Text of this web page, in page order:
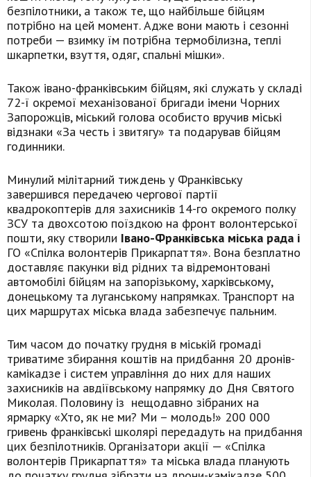
безпілотники, а також те, що найбільше бійцям
потрібно на цей момент. Адже вони мають і сезонні
потреби — взимку їм потрібна термобілизна, теплі
шкарпетки, взуття, одяг, спальні мішки».
Також івано-франківським бійцям, які служать у складі
72-ї окремої механізованої бригади імени Чорних
Запорожців, міський голова особисто вручив міські
відзнаки «За честь і звитягу» та подарував бійцям
годинники.
Минулий мілітарний тиждень у Франківську
завершився передачею чергової партії
квадрокоптерів для захисників 14-го окремого полку
ЗСУ та двохсотою поїздкою на фронт волонтерської
пошти, яку створили Івано-Франківська міська рада і
ГО «Спілка волонтерів Прикарпаття». Вона безплатно
доставляє пакунки від рідних та відремонтовані
автомобілі бійцям на запорізькому, харківському,
донецькому та луганському напрямках. Транспорт на
цих маршрутах міська влада забезпечує пальним.
Тим часом до початку грудня в міській громаді
триватиме збирання коштів на придбання 20 дронів-
камікадзе і систем управління до них для наших
захисників на авдіївському напрямку до Дня Святого
Миколая. Половину із нещодавно зібраних на
ярмарку «Хто, як не ми? Ми – молодь!» 200 000
гривень франківські школярі передадуть на придбання
цих безпілотників. Організатори акції — «Спілка
волонтерів Прикарпаття» та міська влада планують